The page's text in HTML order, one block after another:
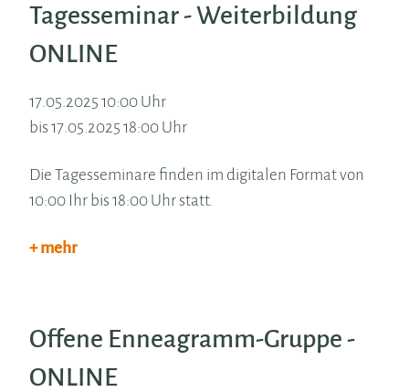
Tagesseminar - Weiterbildung
ONLINE
17.05.2025 10:00 Uhr
bis 17.05.2025 18:00 Uhr
Die Tagesseminare finden im digitalen Format von
10:00 Ihr bis 18:00 Uhr statt.
+ mehr
Offene Enneagramm-Gruppe -
ONLINE